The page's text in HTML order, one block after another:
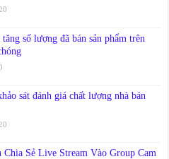
số lượng đã bán sản phẩm trên
sát đánh giá chất lượng nhà bán
Sẻ Live Stream Vào Group Cam